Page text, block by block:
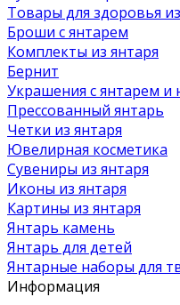
Товары для здоровья
Броши с янтарем
Комплекты из янтаря
Бернит
Украшения с янтарем
Прессованный янтарь
Четки из янтаря
Ювелирная косметика
Сувениры из янтаря
Иконы из янтаря
Картины из янтаря
Янтарь камень
Янтарь для детей
Янтарные наборы для
Информация